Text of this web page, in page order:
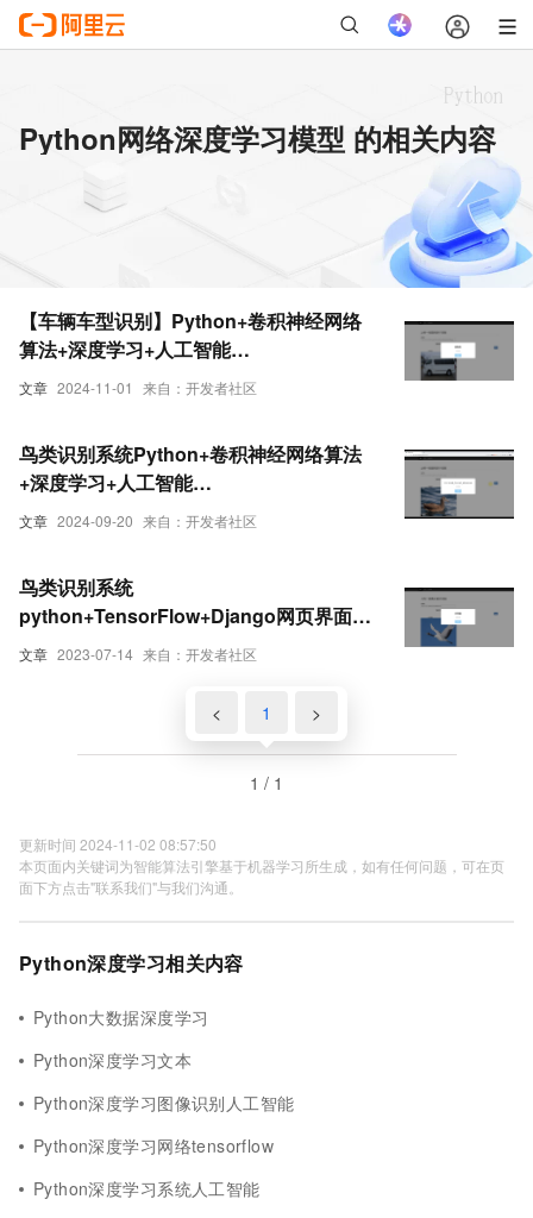
Python网络深度学习模型 的相关内容
文章 2024-11-01 来自：开发者社区
【车辆车型识别】Python+卷积神经网络
算法+深度学习+人工智能
+TensorFlow+算法模型
文章 2024-09-20 来自：开发者社区
鸟类识别系统Python+卷积神经网络算法
+深度学习+人工智能
+TensorFlow+ResNet50算法模型+图像
文章 2023-07-14 来自：开发者社区
鸟类识别系统
python+TensorFlow+Django网页界面
+卷积网络算法+深度学习模型
< 1 >
1 / 1
更新时间 2024-11-02 08:57:50
本页面内关键词为智能算法引擎基于机器学习所生成，如有任何问题，可在页
面下方点击"联系我们"与我们沟通。
Python深度学习相关内容
Python大数据深度学习
Python深度学习文本
Python深度学习图像识别人工智能
Python深度学习网络tensorflow
Python深度学习系统人工智能